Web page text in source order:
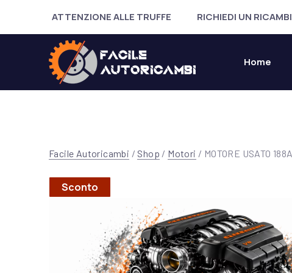
ATTENZIONE ALLE TRUFFE RICHIEDI UN
Home
Facile Autoricambi / Shop / Motori / MOTORE USATO
Sconto